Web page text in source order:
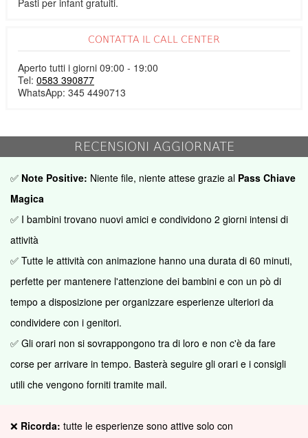
CONTATTA IL CALL CENTER
Aperto tutti i giorni 09:00 - 19:00
Tel: 0583 390877
WhatsApp: 345 4490713
RECENSIONI AGGIORNATE
✅ Note Positive: Niente file, niente attese grazie al Pass Chiave
Magica
✅ I bambini trovano nuovi amici e condividono 2 giorni intensi di
attività
✅ Tutte le attività con animazione hanno una durata di 60 minuti,
perfette per mantenere l'attenzione dei bambini e con un pò di
tempo a disposizione per organizzare esperienze ulteriori da
condividere con i genitori.
✅ Gli orari non si sovrappongono tra di loro e non c'è da fare
corse per arrivare in tempo. Basterà seguire gli orari e i consigli
utili che vengono forniti tramite mail.
❌ Ricorda: tutte le esperienze sono attive solo con